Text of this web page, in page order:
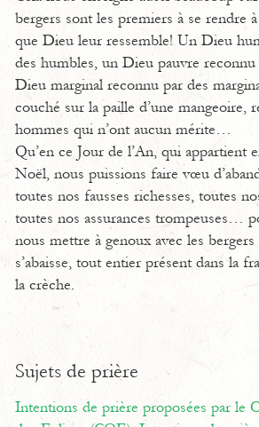
bergers sont les premiers à se rendre
que Dieu leur ressemble! Un Dieu
des humbles, un Dieu pauvre reconnu
Dieu marginal reconnu par des
couché sur la paille d’une mangeoire,
hommes qui n’ont aucun mérite…
Qu’en ce Jour de l’An, qui appartient
Noël, nous puissions faire vœu
toutes nos fausses richesses, toutes
toutes nos assurances trompeuses…
nous mettre à genoux avec les
s’abaisse, tout entier présent dans la
la crèche.
Sujets de prière
Intentions de prière proposées par le